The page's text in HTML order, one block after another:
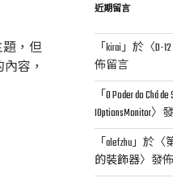
題，但
容，
字:
近期留言
「 kirai」於〈D-
佈留言
「 O Poder do Chá
IOptionsMonitor〉
「 alefzhu」於〈
的裝飾器〉發